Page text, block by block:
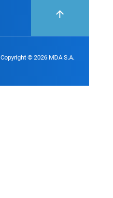
Copyright © 2026 MDA S.A.